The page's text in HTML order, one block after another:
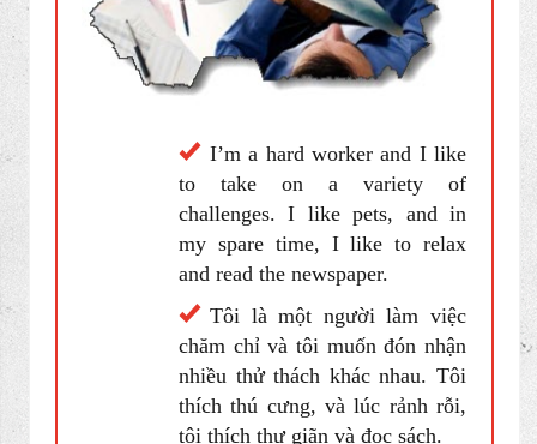
Tôi vừa tốt nghiệp vào tháng 7,
chuyên ngành của tôi là kế toán.
Tôi có kinh nghiệm thực tập tại
thích của tôi là đọc sách và du
lịch.